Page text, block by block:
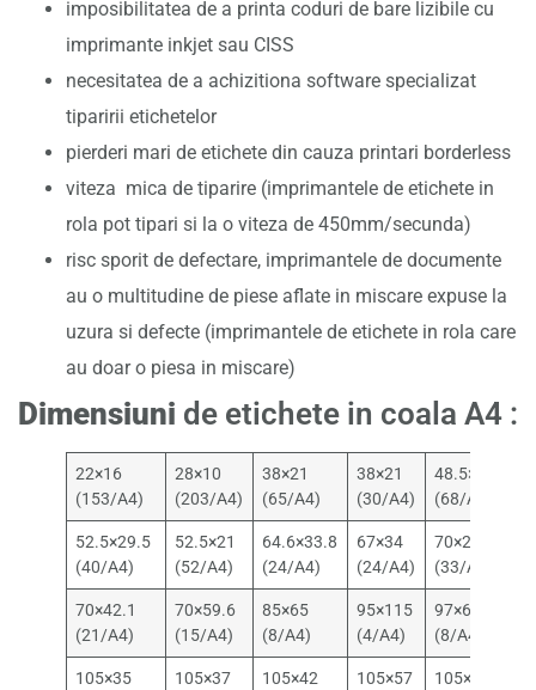
imposibilitatea de a printa coduri de bare lizibile cu
imprimante inkjet sau CISS
necesitatea de a achizitiona software specializat
tiparirii etichetelor
pierderi mari de etichete din cauza printari borderless
viteza mica de tiparire (imprimantele de etichete in
rola pot tipari si la o viteza de 450mm/secunda)
risc sporit de defectare, imprimantele de documente
au o multitudine de piese aflate in miscare expuse la
uzura si defecte (imprimantele de etichete in rola care
au doar o piesa in miscare)
Dimensiuni de etichete in coala A4 :
22×16
(153/A4)
28×10
(203/A4)
38×21
(65/A4)
38×21
(30/A4)
48.5×16.9
(68/A4)
52.5×29.5
(40/A4)
52.5×21
(52/A4)
64.6×33.8
(24/A4)
67×34
(24/A4)
70×25.4
(33/A4)
70×42.1
(21/A4)
70×59.6
(15/A4)
85×65
(8/A4)
95×115
(4/A4)
97×68
(8/A4)
105×35
105×37
105×42
105×57
105×74